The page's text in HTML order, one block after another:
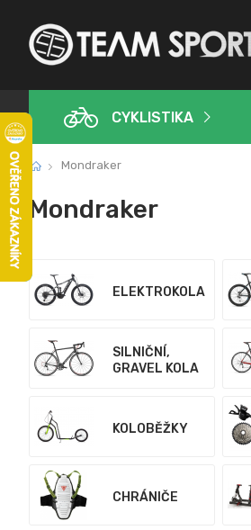
CYKLISTIKA
Mondraker
Mondraker
ELEKTROKOLA
SILNIČNÍ,
GRAVEL KOLA
KOLOBĚŽKY
CHRÁNIČE